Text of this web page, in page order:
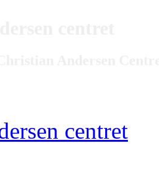
centret